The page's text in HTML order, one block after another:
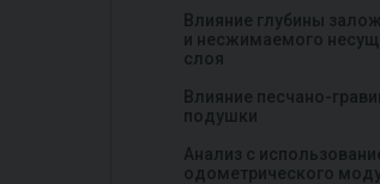
Влияние глубины
и несжимаемого
слоя
Влияние песчано-
подушки
Анализ с
oдометрического